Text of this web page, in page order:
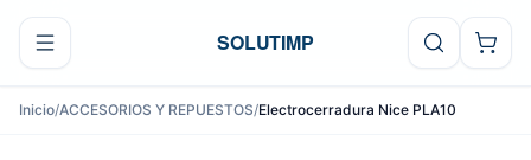
Ir al contenido
SOLUTIMP
Inicio/ACCESORIOS Y REPUESTOS/Electrocerradura Nice PLA10